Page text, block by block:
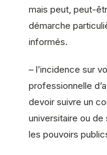
mais peut, peut-
démarche
informés.
– l’incidence sur
professionnelle
devoir suivre un
universitaire ou
les pouvoirs